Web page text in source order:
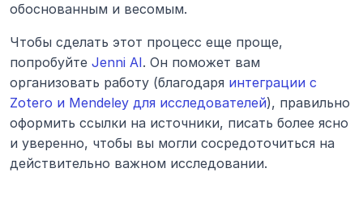
обоснованным и весомым.
Чтобы сделать этот процесс еще проще,
попробуйте Jenni AI. Он поможет вам
организовать работу (благодаря интеграции с
Zotero и Mendeley для исследователей), правильно
оформить ссылки на источники, писать более ясно
и уверенно, чтобы вы могли сосредоточиться на
действительно важном исследовании.